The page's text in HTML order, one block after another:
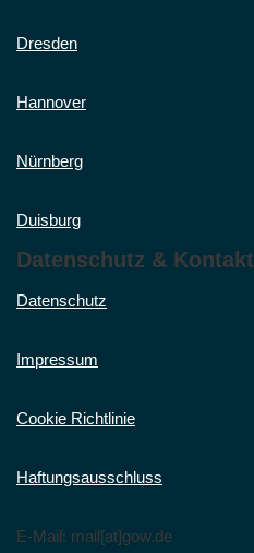
Dresden
Hannover
Nürnberg
Duisburg
Datenschutz & Kontakt
Datenschutz
Impressum
Cookie Richtlinie
Haftungsausschluss
E-Mail: mail[at]gow.de